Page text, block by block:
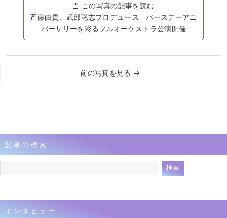
この写真の記事を読む
斉藤由貴、武部聡志プロデュース バースデーアニ
バーサリーを彩るフルオーケストラ公演開催
前の写真を見る →
記事の検索
インタビュー